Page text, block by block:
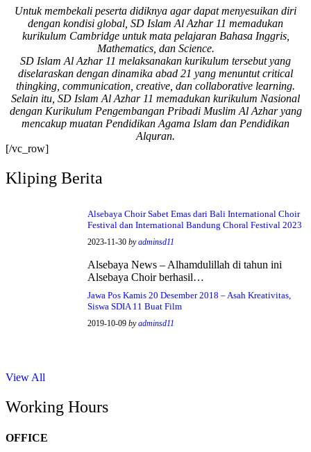
Bismillah, semoga
setiap langkah
menjadi ladang
kebaikan🌱
#SDIAIAzhar11Surab
aya #DiklatTakmir
#PemimpinMuda
#Berakhlak Mulia
#surabaya #sekolah
#sekolahdasar
Untuk membekali peserta didiknya agar dapat menyesuikan diri
dengan kondisi global, SD Islam Al Azhar 11 memadukan
kurikulum Cambridge untuk mata pelajaran Bahasa Inggris,
Mathematics, dan Science.
SD Islam Al Azhar 11 melaksanakan kurikulum tersebut yang
diselaraskan dengan dinamika abad 21 yang menuntut critical
thingking, communication, creative, dan collaborative learning.
Selain itu, SD Islam Al Azhar 11 memadukan kurikulum Nasional
dengan Kurikulum Pengembangan Pribadi Muslim Al Azhar yang
mencakup muatan Pendidikan Agama Islam dan Pendidikan
Alquran.
[/vc_row]
Kliping Berita
Alsebaya Choir Sabet Emas dari Bali International Choir
Festival dan International Bandung Choral Festival 2023
2023-11-30 byadminsd11
Alsebaya News – Alhamdulillah di tahun ini
Alsebaya Choir berhasil…
Jawa Pos Kamis 20 Desember 2018 – Asah Kreativitas,
Siswa SDIA 11 Buat Film
2019-10-09 byadminsd11
View All
Working Hours
OFFICE